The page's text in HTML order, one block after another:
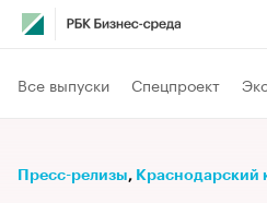
Все выпуски Спецпроект
Пресс-релизы⁠, Краснодарский